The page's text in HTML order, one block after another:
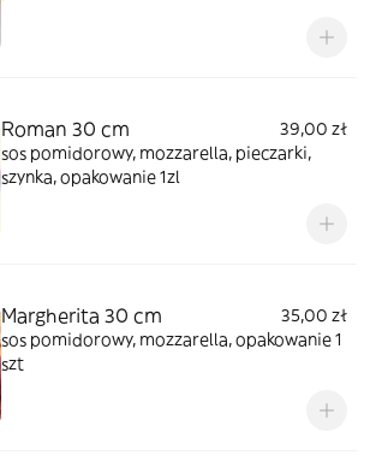
Roman 30 cm
39,00 zł
sos pomidorowy, mozzarella, pieczarki,
szynka, opakowanie 1zl
Margherita 30 cm
35,00 zł
sos pomidorowy, mozzarella, opakowanie 1
szt